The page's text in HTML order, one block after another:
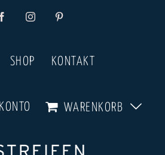
FacebookInstagramPinterest
SHOP KONTAKT
WARENKORB